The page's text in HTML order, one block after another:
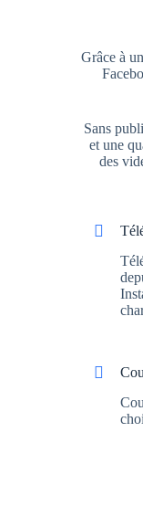
Grâce à
Sans
et une
des